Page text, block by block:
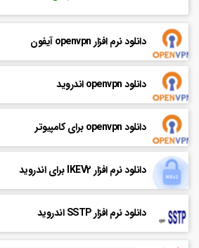
دانلود نرم افزار openvpn آیفون
دانلود openvpn اندروید
دانلود openvpn برای کامپیوتر
دانلود نرم افزار IKEV2 برای اندروید
دانلود نرم افزار SSTP اندروید